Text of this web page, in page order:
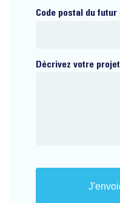
Code postal du futur
Décrivez votre